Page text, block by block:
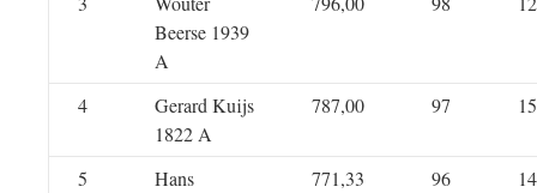
Beerse 1939
A
4
Gerard Kuijs
1822 A
787,00 97 15
5
Hans
771,33 96 14